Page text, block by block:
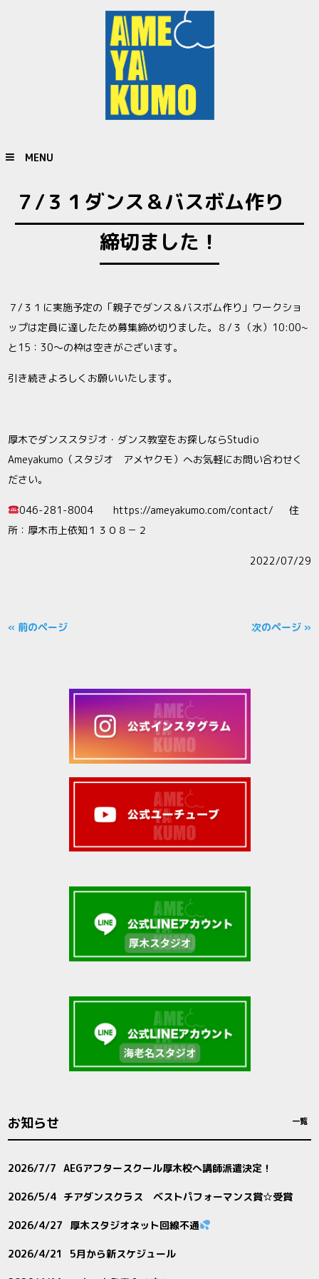
MENU
７/３１ダンス＆バスボム作り
締切ました！
７/３１に実施予定の「親子でダンス＆バスボム作り」ワークショ
ップは定員に達したため募集締め切りました。８/３（水）10:00~
と15：30～の枠は空きがございます。
引き続きよろしくお願いいたします。
厚木でダンススタジオ・ダンス教室をお探しならStudio
Ameyakumo（スタジオ アメヤクモ）へお気軽にお問い合わせく
ださい。
046-281-8004 https://ameyakumo.com/contact/ 住
所：厚木市上依知１３０８－２
2022/07/29
« 前のページ 次のページ »
お知らせ 一覧
2026/7/7 AEGアフタースクール厚木校へ講師派遣決定！
2026/5/4 チアダンスクラス ベストパフォーマンス賞☆受賞
2026/4/27 厚木スタジオネット回線不通
2026/4/21 5月から新スケジュール